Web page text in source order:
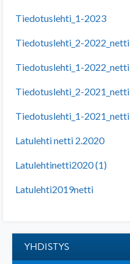
Tiedotuslehti_1-2023
Tiedotuslehti_2-2022_netti
Tiedotuslehti_1-2022_netti
Tiedotuslehti_2-2021_netti
Tiedotuslehti_1-2021_netti
Latulehti netti 2.2020
Latulehtinetti2020 (1)
Latulehti2019netti
YHDISTYS